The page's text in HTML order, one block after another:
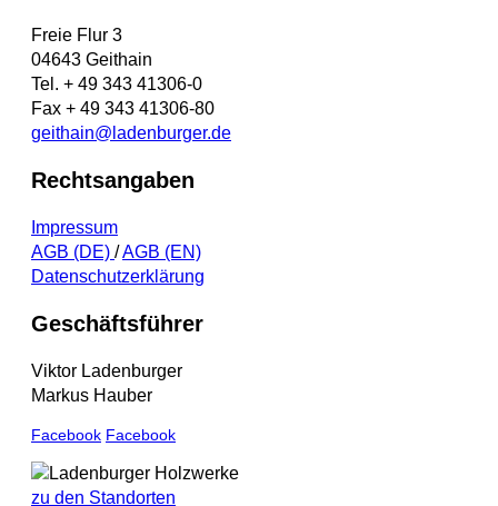
Freie Flur 3
04643 Geithain
Tel. + 49 343 41306-0
Fax + 49 343 41306-80
geithain@ladenburger.de
Rechtsangaben
Impressum
AGB (DE) /AGB (EN)
Datenschutzerklärung
Geschäftsführer
Viktor Ladenburger
Markus Hauber
Facebook Facebook
zu den Standorten